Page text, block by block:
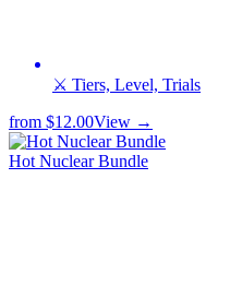
⚔️ Tiers, Level, Trials
from $12.00View →
Hot Nuclear Bundle